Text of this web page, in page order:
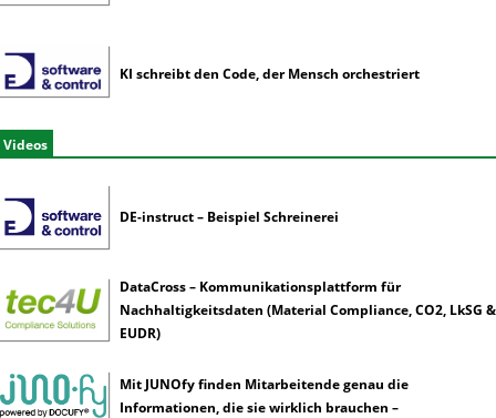
KI schreibt den Code, der Mensch orchestriert
Videos
DE-instruct – Beispiel Schreinerei
DataCross – Kommunikationsplattform für
Nachhaltigkeitsdaten (Material Compliance, CO2, LkSG &
EUDR)
Mit JUNOfy finden Mitarbeitende genau die
Informationen, die sie wirklich brauchen –